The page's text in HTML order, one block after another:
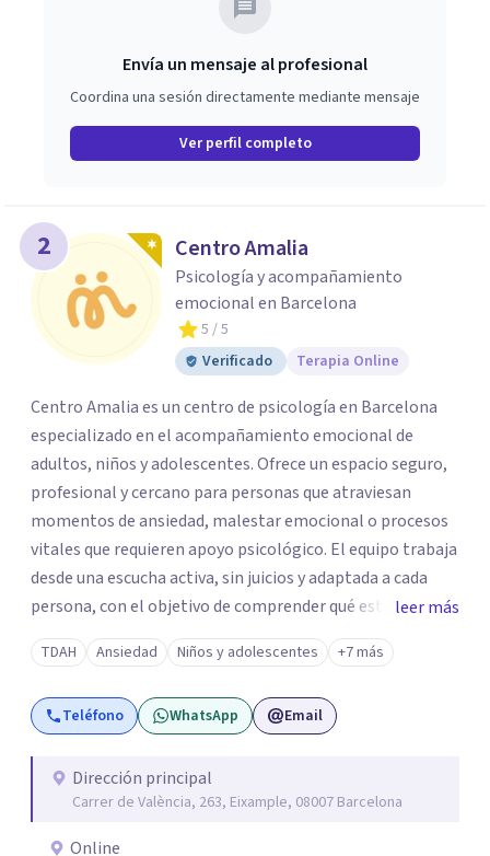
Envía un mensaje al profesional
Coordina una sesión directamente mediante mensaje
Ver perfil completo
2 Centro Amalia
Psicología y acompañamiento
emocional en Barcelona
5 / 5
Verificado
Terapia Online
Centro Amalia es un centro de psicología en Barcelona
especializado en el acompañamiento emocional de
adultos, niños y adolescentes. Ofrece un espacio seguro,
profesional y cercano para personas que atraviesan
momentos de ansiedad, malestar emocional o procesos
vitales que requieren apoyo psicológico. El equipo trabaja
desde una escucha activa, sin juicios y adaptada a cada
persona, con el objetivo de comprender qué está
ocurriendo y facilitar herramientas para avanzar con
mayor equilibrio y bienestar. La intervención se realiza en
un entorno confidencial y tranquilo, cuidando el ritmo y
las necesidades de cada proceso terapéutico. En Centro
el trauma, la depresión y otros retos emocionales, así
como procesos de crecimiento personal y
leer más
TDAH Ansiedad Niños y adolescentes +7 más
Teléfono WhatsApp Email
Dirección principal
Carrer de València, 263, Eixample, 08007 Barcelona
Online